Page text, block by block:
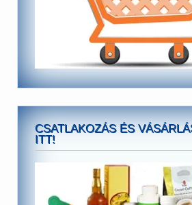
CSATLAKOZÁS ÉS
ITT!